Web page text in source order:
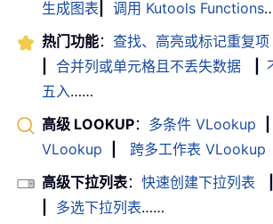
生成图表
调用 Kutools Functions
热门功能： 查找、高亮或标记重复项
合并列或单元格且不丢失数据
五入……
高级 LOOKUP： 多条件 VLookup
VLookup
跨多工作表 VLookup
高级下拉列表： 快速创建下拉列表
多选下拉列表……